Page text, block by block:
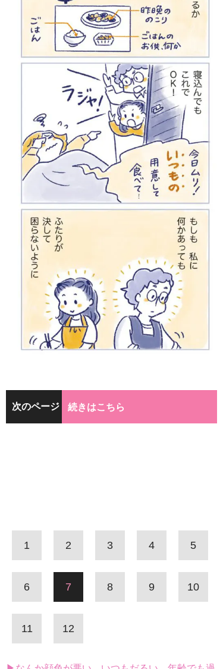
次のページ 続きはこちら
1 2 3 4 5
6 7 8 9 10
11 12